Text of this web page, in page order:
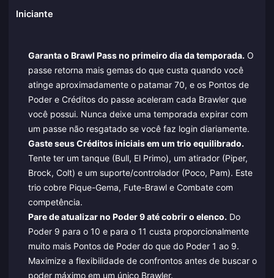
Iniciante
Garanta o Brawl Pass no primeiro dia da temporada. O
passe retorna mais gemas do que custa quando você
atinge aproximadamente o patamar 70, e os Pontos de
Poder e Créditos do passe aceleram cada Brawler que
você possui. Nunca deixe uma temporada expirar com
um passe não resgatado se você faz login diariamente.
Gaste seus Créditos iniciais em um trio equilibrado.
Tente ter um tanque (Bull, El Primo), um atirador (Piper,
Brock, Colt) e um suporte/controlador (Poco, Pam). Este
trio cobre Pique-Gema, Fute-Brawl e Combate com
competência.
Pare de atualizar no Poder 9 até cobrir o elenco. Do
Poder 9 para o 10 e para o 11 custa proporcionalmente
muito mais Pontos de Poder do que do Poder 1 ao 9.
Maximize a flexibilidade de confrontos antes de buscar o
poder máximo em um único Brawler.